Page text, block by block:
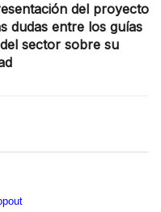
del proyecto
dudas entre los guías
sector sobre su